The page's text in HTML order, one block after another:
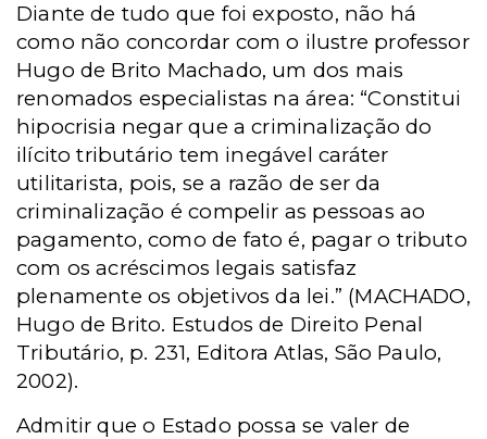
Diante de tudo que foi exposto, não há
como não concordar com o ilustre professor
Hugo de Brito Machado, um dos mais
renomados especialistas na área: “Constitui
hipocrisia negar que a criminalização do
ilícito tributário tem inegável caráter
utilitarista, pois, se a razão de ser da
criminalização é compelir as pessoas ao
pagamento, como de fato é, pagar o tributo
com os acréscimos legais satisfaz
plenamente os objetivos da lei.” (MACHADO,
Hugo de Brito. Estudos de Direito Penal
Tributário, p. 231, Editora Atlas, São Paulo,
2002).
Admitir que o Estado possa se valer de